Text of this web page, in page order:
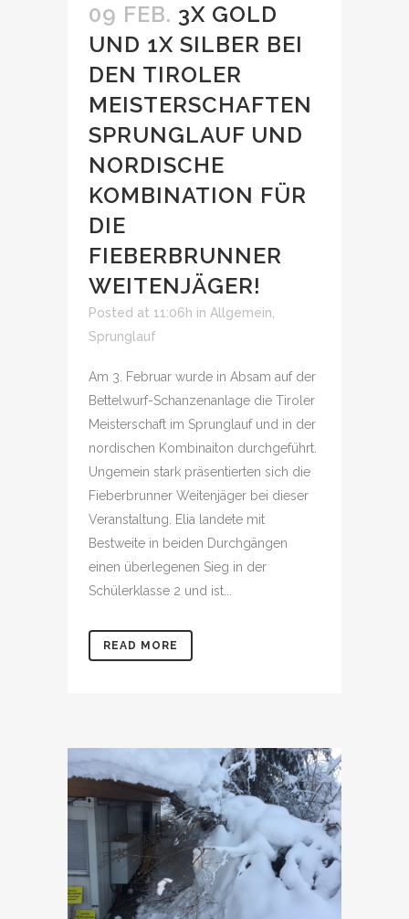
09 FEB. 3X GOLD
UND 1X SILBER BEI
DEN TIROLER
MEISTERSCHAFTEN
SPRUNGLAUF UND
NORDISCHE
KOMBINATION FÜR
DIE
FIEBERBRUNNER
WEITENJÄGER!
Posted at 11:06h in Allgemein,
Sprunglauf
Am 3. Februar wurde in Absam auf der
Bettelwurf-Schanzenanlage die Tiroler
Meisterschaft im Sprunglauf und in der
nordischen Kombinaiton durchgeführt.
Ungemein stark präsentierten sich die
Fieberbrunner Weitenjäger bei dieser
Veranstaltung. Elia landete mit
Bestweite in beiden Durchgängen
einen überlegenen Sieg in der
Schülerklasse 2 und ist...
READ MORE